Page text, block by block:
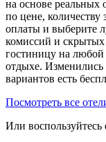
на основе реальных
по цене, количеству
оплаты и выберите
комиссий и
гостиницу на любой
отдыхе.
вариантов есть
Посмотреть все
Или